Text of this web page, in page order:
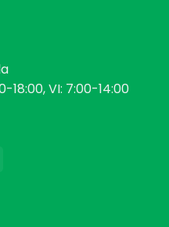
18:00, VI: 7:00-14:00